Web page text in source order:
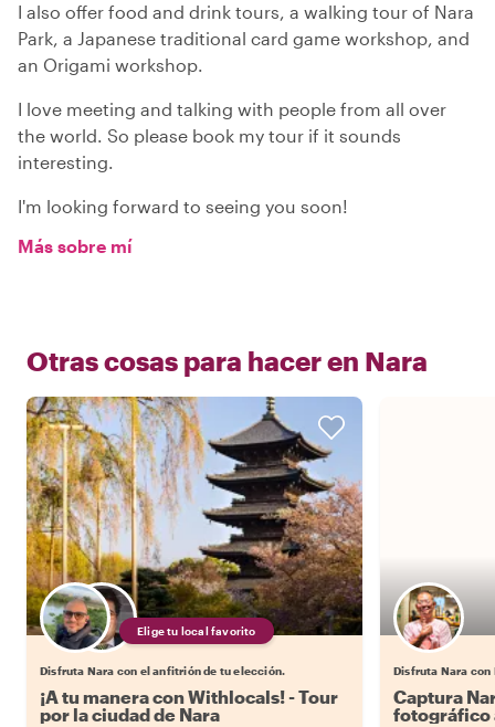
I also offer food and drink tours, a walking tour of Nara
Park, a Japanese traditional card game workshop, and
an Origami workshop.
I love meeting and talking with people from all over
the world. So please book my tour if it sounds
interesting.
I'm looking forward to seeing you soon!
Más sobre mí
Otras cosas para hacer en Nara
Elige tu local favorito
Disfruta Nara con el anfitrión de tu elección.
¡A tu manera con Withlocals! - Tour
por la ciudad de Nara
Disfruta Nara con
Captura
fotográfico